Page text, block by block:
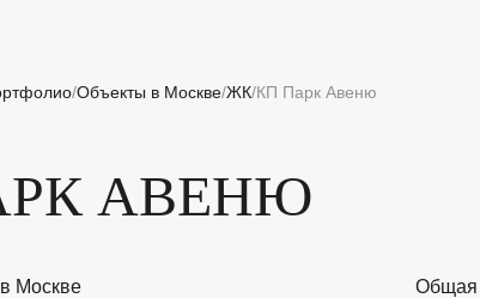
И УХОД
Объекты в Москве ЖК КП Парк Авеню
АВЕНЮ
Москве Общая